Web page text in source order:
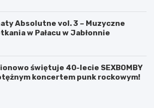
Absolutne vol. 3 – Muzyczne
w Pałacu w Jabłonnie
świętuje 40-lecie SEXBOMBY
koncertem punk rockowym!